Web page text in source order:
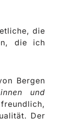
die
die ich
Bergen
innen und
Der